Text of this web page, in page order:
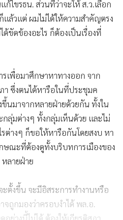
ไขรธน. ส่วนที่ว่าจะให้ ส.ว.เลือก
ล้วแต่ ผมไม่ได้ให้ความสำคัญตรง
ด้ขัดข้องอะไร ก็ต้องเป็นเรื่องที่
เพื่อมาศึกษาหาทางออก จาก
า ซึ่งตนได้หารือในที่ประชุมค
นมาจากหลายฝ่ายด้วยกัน ทั้งใน
กลุ่มต่างๆ ทั้งกลุ่มเห็นด้วย และไม่
ต่างๆ ก็ขอให้หารือกันโดยสงบ หา
ษณะที่ต้องดูทั้งบริบทการเมืองของ
ลายฝ่าย
ตั้งขึ้น จะมีอิสระการทำงานหรือ
จถูกมองว่าครอบงำได้ พล.อ.